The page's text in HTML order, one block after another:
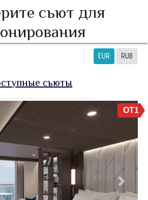
сьют для
EUR RUB
сьюты
Next
OT1